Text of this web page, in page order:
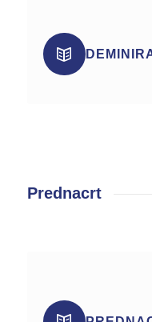
Prednacrt